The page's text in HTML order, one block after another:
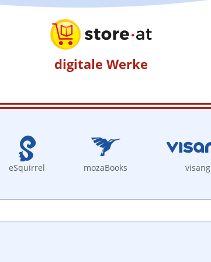
digitale Werke
eSquirrel mozaBooks visang